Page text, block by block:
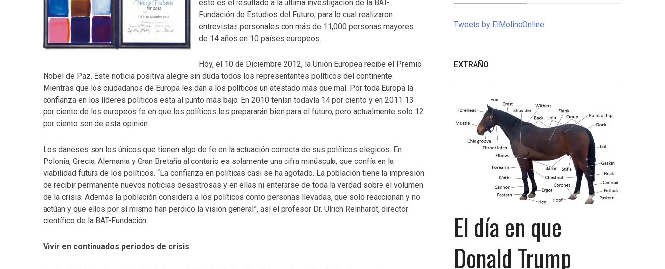
esto es el resultado a la última investigación de la BAT-
Fundación de Estudios del Futuro, para lo cual realizaron
entrevistas personales con más de 11,000 personas mayores
de 14 años en 10 países europeos.
Hoy, el 10 de Diciembre 2012, la Unión Europea recibe el Premio
Nobel de Paz. Este noticia positiva alegre sin duda todos los representantes políticos del continente.
Mientras que los ciudadanos de Europa les dan a los políticos un atestado más que mal. Por toda Europa la
confianza en los líderes políticos esta al punto más bajo. En 2010 tenían todavía 14 por ciento y en 2011 13
por ciento de los europeos fe en que los políticos les prepararán bien para el futuro, pero actualmente solo 12
por ciento son de esta opinión.
Los daneses son los únicos que tienen algo de fe en la actuación correcta de sus políticos elegidos. En
Polonia, Grecia, Alemania y Gran Bretaña al contario es solamente una cifra minúscula, que confía en la
viabilidad futura de los políticos. “La confianza en políticas casi se ha agotado. La población tiene la impresión
de recibir permanente nuevos noticias desastrosas y en ellas ni enterarse de toda la verdad sobre el volumen
de la crisis. Además la población considera a los políticos como personas llevadas, que solo reaccionan y no
actúan y que ellos por sí mismo han perdido la visión general”, así el profesor Dr. Ulrich Reinhardt, director
científico de la BAT-Fundación.
Vivir en continuados periodos de crisis
Tweets by ElMolinoOnline
EXTRAÑO
El día en que
Donald Trump